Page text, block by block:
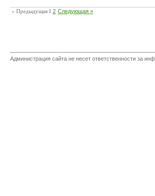
« Предыдущая 1 2 Следующая »
Администрация сайта не несет ответственности за